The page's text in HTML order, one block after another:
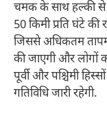
चमक के साथ हल्की से
50 किमी प्रति घंटे
जिससे अधिकतम
की जाएगी और लोगों
पूर्वी और पश्चिमी
गतिविधि जारी रहेगी.